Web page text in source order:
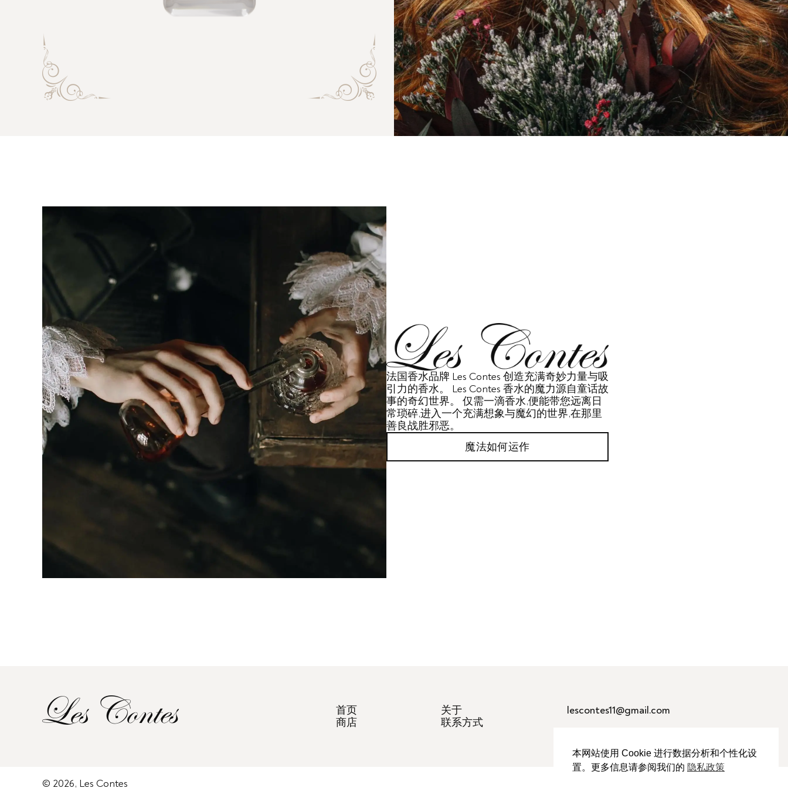
法国香水品牌 Les Contes 创造充满奇妙力量与吸
引力的香水。 Les Contes 香水的魔力源自童话故
事的奇幻世界。 仅需一滴香水,便能带您远离日
常琐碎,进入一个充满想象与魔幻的世界,在那里
善良战胜邪恶。
魔法如何运作
首页
商店
关于
联系方式
lescontes11@gmail.com
© 2026, Les Contes
本网站使用 Cookie 进行数据分析和个性化设
置。更多信息请参阅我们的 隐私政策